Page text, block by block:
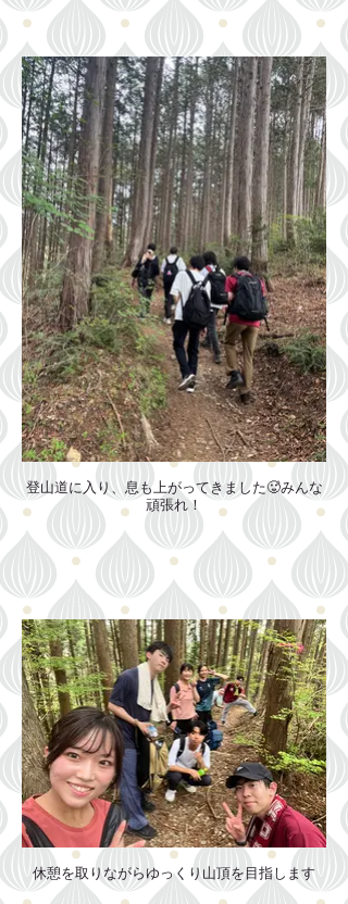
登山道に入り、息も上がってきました🥵みんな
頑張れ！
休憩を取りながらゆっくり山頂を目指します